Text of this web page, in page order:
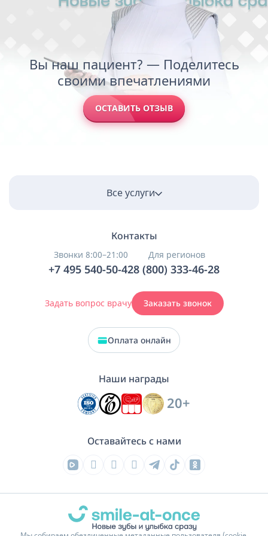
Вы наш пациент? — Поделитесь
своими впечатлениями
ОСТАВИТЬ ОТЗЫВ
Все услуги
Контакты
Звонки 8:00–21:00
+7 495 540-50-42
Для регионов
8 (800) 333-46-28
Задать вопрос врачу Заказать звонок
Оплата онлайн
Наши награды
20+
Оставайтесь с нами